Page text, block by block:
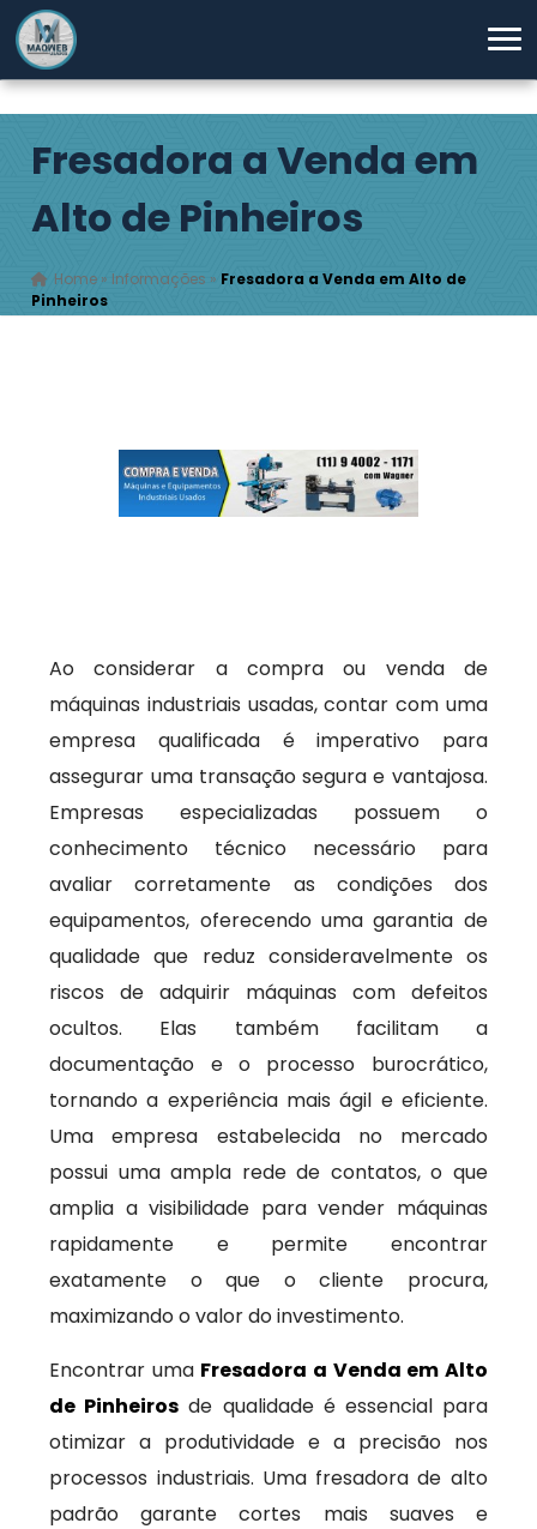
Fresadora a Venda em
Alto de Pinheiros
Home » Informações » Fresadora a Venda em Alto de
Pinheiros
Ao considerar a compra ou venda de
máquinas industriais usadas, contar com uma
empresa qualificada é imperativo para
assegurar uma transação segura e vantajosa.
Empresas especializadas possuem o
conhecimento técnico necessário para
avaliar corretamente as condições dos
equipamentos, oferecendo uma garantia de
qualidade que reduz consideravelmente os
riscos de adquirir máquinas com defeitos
ocultos. Elas também facilitam a
documentação e o processo burocrático,
tornando a experiência mais ágil e eficiente.
Uma empresa estabelecida no mercado
possui uma ampla rede de contatos, o que
amplia a visibilidade para vender máquinas
rapidamente e permite encontrar
exatamente o que o cliente procura,
maximizando o valor do investimento.
Encontrar uma Fresadora a Venda em Alto
de Pinheiros de qualidade é essencial para
otimizar a produtividade e a precisão nos
processos industriais. Uma fresadora de alto
padrão garante cortes mais suaves e